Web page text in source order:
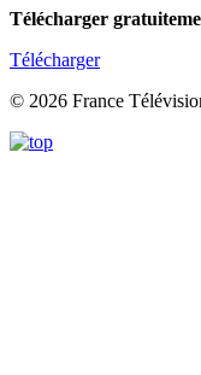
Télécharger
Télécharger
© 2026 France